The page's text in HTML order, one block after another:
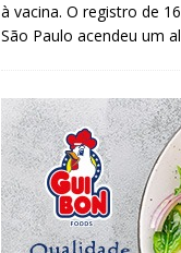
à vacina. O registro de
São Paulo acendeu um